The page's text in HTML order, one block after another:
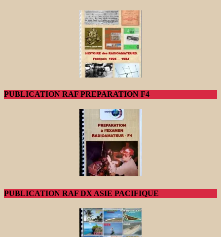
PUBLICATION RAF PREPARATION F4
PUBLICATION RAF DX ASIE PACIFIQUE